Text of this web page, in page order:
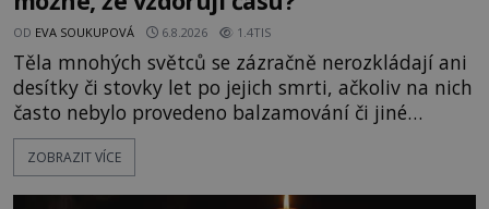
OD EVA SOUKUPOVÁ 6.8.2026 1.4TIS
Těla mnohých světců se zázračně nerozkládají ani
desítky či stovky let po jejich smrti, ačkoliv na nich
často nebylo provedeno balzamování či jiné
pokusy o konzervaci. Neporušené ostatky bývají
považovány za důkaz svatosti zemřelých. Jaké
ZOBRAZIT VÍCE